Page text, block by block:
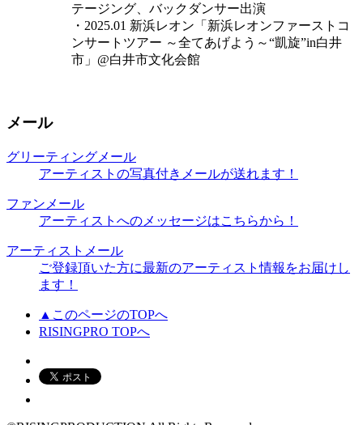
テージング、バックダンサー出演
・2025.01 新浜レオン「新浜レオンファーストコ
ンサートツアー ～全てあげよう～“凱旋”in白井
市」@白井市文化会館
メール
グリーティングメール
アーティストの写真付きメールが送れます！
ファンメール
アーティストへのメッセージはこちらから！
アーティストメール
ご登録頂いた方に最新のアーティスト情報をお届けし
ます！
▲このページのTOPへ
RISINGPRO TOPへ